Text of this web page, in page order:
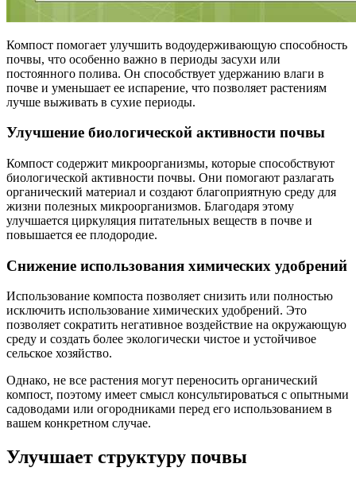
Компост помогает улучшить водоудерживающую способность
почвы, что особенно важно в периоды засухи или
постоянного полива. Он способствует удержанию влаги в
почве и уменьшает ее испарение, что позволяет растениям
лучше выживать в сухие периоды.
Улучшение биологической активности почвы
Компост содержит микроорганизмы, которые способствуют
биологической активности почвы. Они помогают разлагать
органический материал и создают благоприятную среду для
жизни полезных микроорганизмов. Благодаря этому
улучшается циркуляция питательных веществ в почве и
повышается ее плодородие.
Снижение использования химических удобрений
Использование компоста позволяет снизить или полностью
исключить использование химических удобрений. Это
позволяет сократить негативное воздействие на окружающую
среду и создать более экологически чистое и устойчивое
сельское хозяйство.
Однако, не все растения могут переносить органический
компост, поэтому имеет смысл консультироваться с опытными
садоводами или огородниками перед его использованием в
вашем конкретном случае.
Улучшает структуру почвы